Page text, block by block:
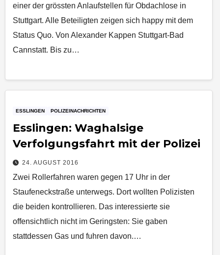
einer der grössten Anlaufstellen für Obdachlose in
Stuttgart. Alle Beteiligten zeigen sich happy mit dem
Status Quo. Von Alexander Kappen Stuttgart-Bad
Cannstatt. Bis zu…
ESSLINGEN POLIZEINACHRICHTEN
​Esslingen: Waghalsige
Verfolgungsfahrt mit der Polizei
24. AUGUST 2016
Zwei Rollerfahren waren gegen 17 Uhr in der
Staufeneckstraße unterwegs. Dort wollten Polizisten
die beiden kontrollieren. Das interessierte sie
offensichtlich nicht im Geringsten: Sie gaben
stattdessen Gas und fuhren davon.…